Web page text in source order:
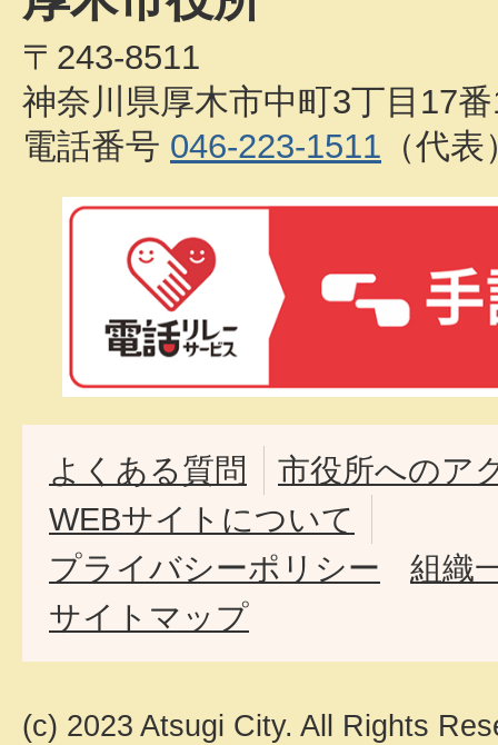
〒243-8511
神奈川県厚木市中町3丁目17
電話番号 046-223-1511 （代表
よくある質問
市役所へのア
WEBサイトについて
プライバシーポリシー
組織
サイトマップ
(c) 2023 Atsugi City. All Rights